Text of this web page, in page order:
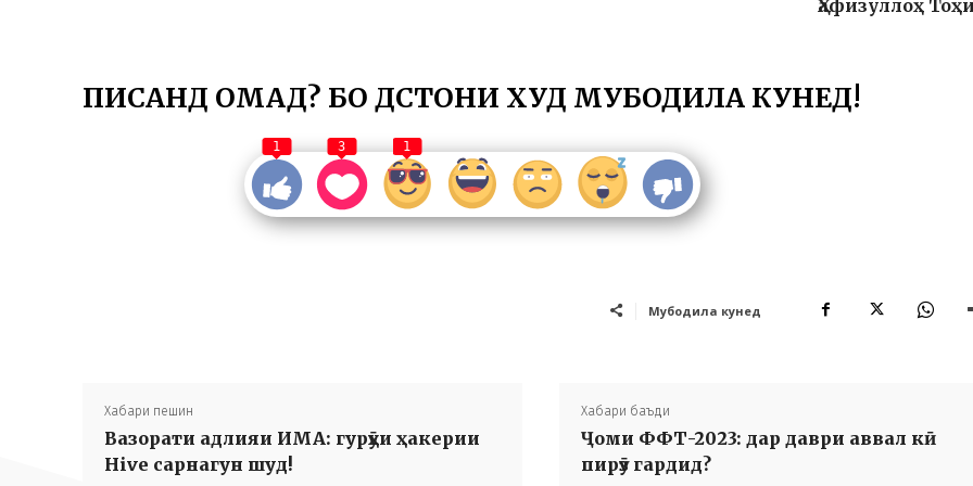
Ҳафизуллоҳ
ПИСАНД ОМАД? БО ДӮСТОНИ ХУД МУБОДИЛА КУНЕД!
1 3 1
Мубодила кунед
Хабари пешин
Вазорати адлияи ИМА: гурӯҳи ҳакерии
Hive сарнагун шуд!
Хабари баъди
Ҷоми ФФТ-2023: дар даври аввал кӣ
пирӯз гардид?